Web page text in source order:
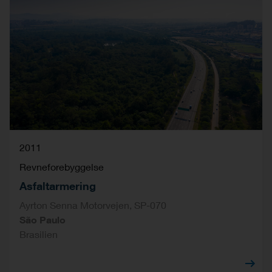
2011
Revneforebyggelse
Asfaltarmering
Ayrton Senna Motorvejen, SP-070
São Paulo
Brasilien